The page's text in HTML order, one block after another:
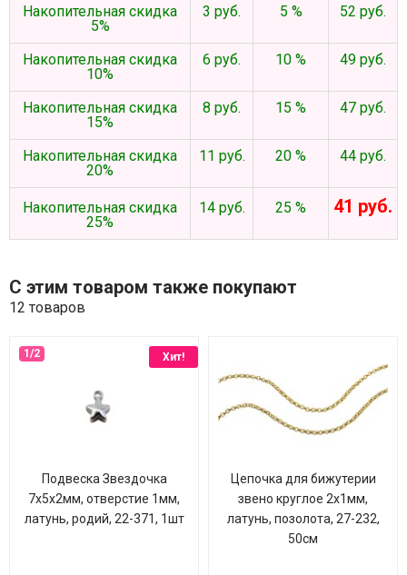
Накопительная скидка
5%
3 руб. 5 % 52 руб.
Накопительная скидка
10%
6 руб. 10 % 49 руб.
Накопительная скидка
15%
8 руб. 15 % 47 руб.
Накопительная скидка
20%
11 руб. 20 % 44 руб.
Накопительная скидка
25%
14 руб. 25 % 41 руб.
С этим товаром также покупают
12 товаров
Хит!
Подвеска Звездочка
7х5х2мм, отверстие 1мм,
латунь, родий, 22-371, 1шт
Цепочка для бижутерии
звено круглое 2х1мм,
латунь, позолота, 27-232,
50см